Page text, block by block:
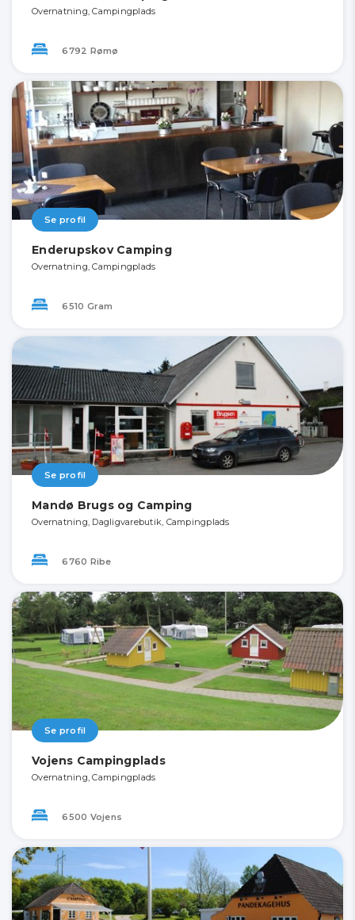
Overnatning, Campingplads
6792 Rømø
Se profil
Enderupskov Camping
Overnatning, Campingplads
6510 Gram
Se profil
Mandø Brugs og Camping
Overnatning, Dagligvarebutik, Campingplads
6760 Ribe
Se profil
Vojens Campingplads
Overnatning, Campingplads
6500 Vojens